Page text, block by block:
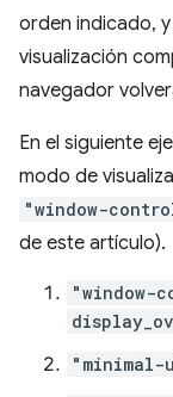
orden indicado,
visualización
navegador
En el siguiente
modo de
"window-
de este artículo).
"window-
"minimal-